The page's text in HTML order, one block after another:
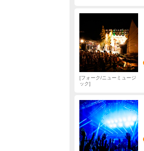
フォーク/ニューミュージ
ック